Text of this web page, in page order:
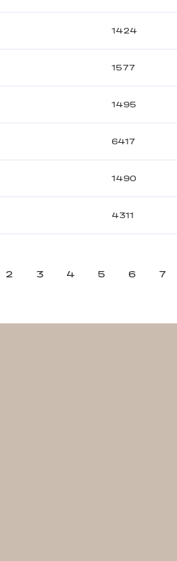
1424
1577
1495
6417
1490
4311
2 3 4 5 6 7